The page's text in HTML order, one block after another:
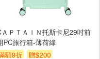
ＰＴＡＩＮ托斯卡尼29吋前
PC旅行箱-薄荷綠
額9折
贈$200